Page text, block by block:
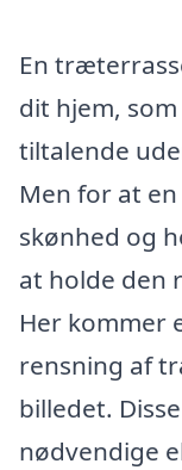
En
dit hjem,
tiltalende
Men for at
skønhed og
at holde den
Her kommer
rensning af
billedet.
nødvendige